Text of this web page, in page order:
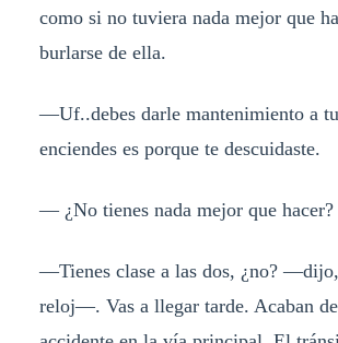
como si no tuviera nada mejor que
burlarse de ella.
—Uf..debes darle mantenimiento a
enciendes es porque te descuidaste.
— ¿No tienes nada mejor que hacer?
—Tienes clase a las dos, ¿no?
reloj—. Vas a llegar tarde. Acaban